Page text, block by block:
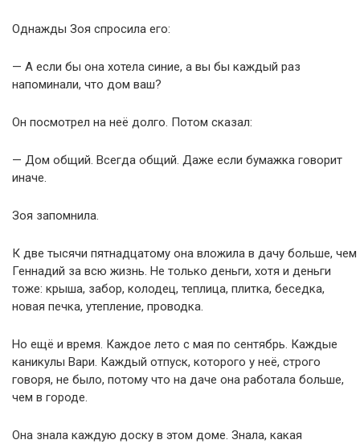
Однажды Зоя спросила его:
— А если бы она хотела синие, а вы бы каждый раз
напоминали, что дом ваш?
Он посмотрел на неё долго. Потом сказал:
— Дом общий. Всегда общий. Даже если бумажка говорит
иначе.
Зоя запомнила.
К две тысячи пятнадцатому она вложила в дачу больше, чем
Геннадий за всю жизнь. Не только деньги, хотя и деньги
тоже: крыша, забор, колодец, теплица, плитка, беседка,
новая печка, утепление, проводка.
Но ещё и время. Каждое лето с мая по сентябрь. Каждые
каникулы Вари. Каждый отпуск, которого у неё, строго
говоря, не было, потому что на даче она работала больше,
чем в городе.
Она знала каждую доску в этом доме. Знала, какая